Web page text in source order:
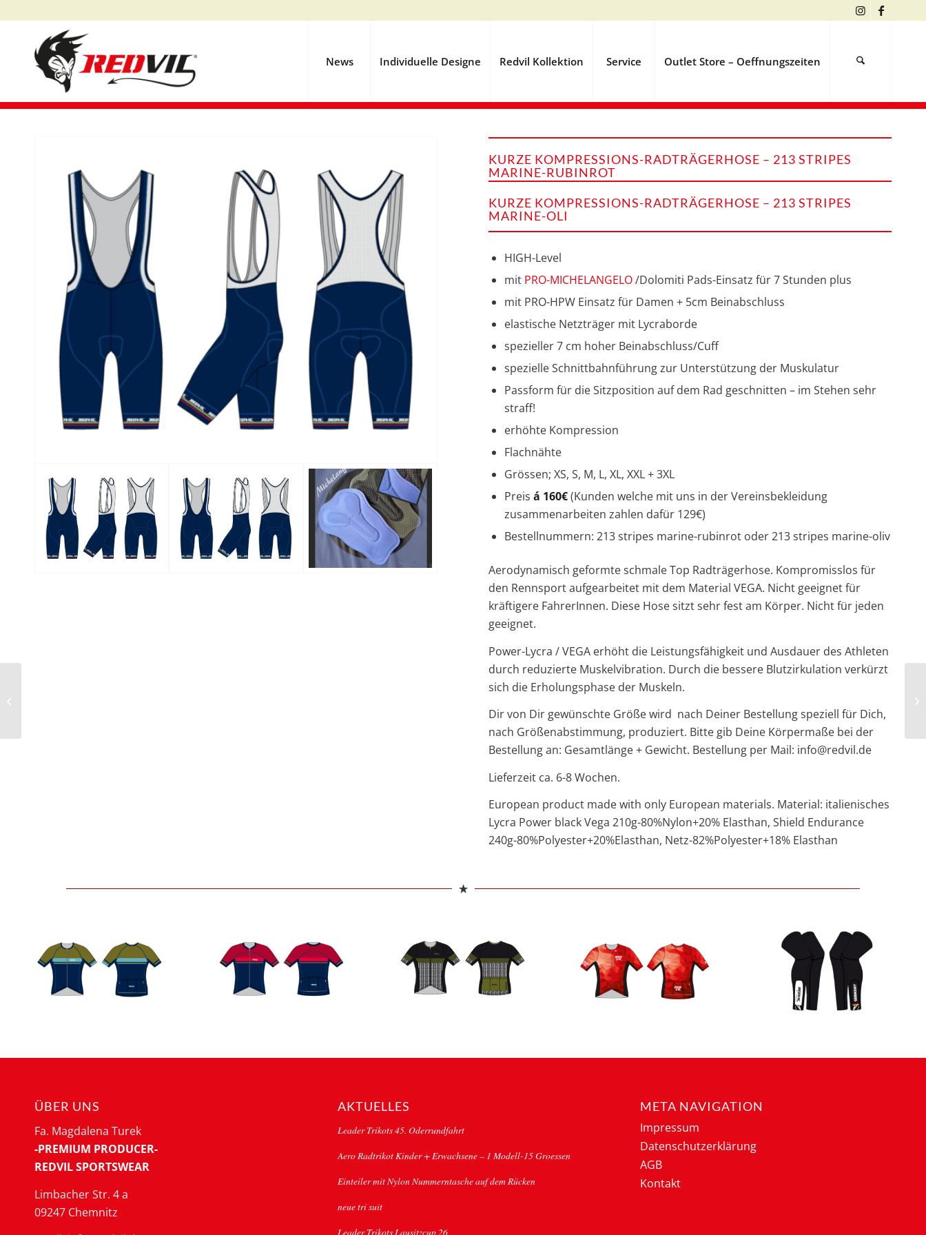
News Individuelle Designe Redvil Kollektion Service Outlet Store – Oeffnungszeiten
KURZE KOMPRESSIONS-RADTRÄGERHOSE – 213 STRIPES
MARINE-RUBINROT
KURZE KOMPRESSIONS-RADTRÄGERHOSE – 213 STRIPES
MARINE-OLI
HIGH-Level
mit PRO-MICHELANGELO/Dolomiti Pads-Einsatz für 7 Stunden plus
mit PRO-HPW Einsatz für Damen + 5cm Beinabschluss
elastische Netzträger mit Lycraborde
spezieller 7 cm hoher Beinabschluss/Cuff
spezielle Schnittbahnführung zur Unterstützung der Muskulatur
Passform für die Sitzposition auf dem Rad geschnitten – im Stehen sehr
straff!
erhöhte Kompression
Flachnähte
Grössen; XS, S, M, L, XL, XXL + 3XL
Preisá 160€(Kunden welche mit uns in der Vereinsbekleidung
zusammenarbeiten zahlen dafür 129€)
Bestellnummern: 213 stripes marine-rubinrot oder 213 stripes marine-oliv
Aerodynamisch geformte schmale Top Radträgerhose. Kompromisslos für
den Rennsport aufgearbeitet mit dem Material VEGA. Nicht geeignet für
kräftigere FahrerInnen. Diese Hose sitzt sehr fest am Körper. Nicht für jeden
geeignet.
Power-Lycra / VEGA erhöht die Leistungsfähigkeit und Ausdauer des Athleten
durch reduzierte Muskelvibration. Durch die bessere Blutzirkulation verkürzt
sich die Erholungsphase der Muskeln.
Dir von Dir gewünschte Größe wird nach Deiner Bestellung speziell für Dich,
nach Größenabstimmung, produziert. Bitte gib Deine Körpermaße bei der
Bestellung an: Gesamtlänge + Gewicht. Bestellung per Mail: info@redvil.de
Lieferzeit ca. 6-8 Wochen.
European product made with only European materials. Material: italienisches
Lycra Power black Vega 210g-80%Nylon+20% Elasthan, Shield Endurance
240g-80%Polyester+20%Elasthan, Netz-82%Polyester+18% Elasthan
ÜBER UNS
Fa. Magdalena Turek
-PREMIUM PRODUCER-
REDVIL SPORTSWEAR
Limbacher Str. 4 a
09247 Chemnitz
AKTUELLES
Leader Trikots 45. Oderrundfahrt
Aero Radtrikot Kinder + Erwachsene – 1 Modell-15 Groessen
Einteiler mit Nylon Nummerntasche auf dem Rücken
neue tri suit
Leader Trikots Lausitzcup 26
META NAVIGATION
Impressum
Datenschutzerklärung
AGB
Kontakt